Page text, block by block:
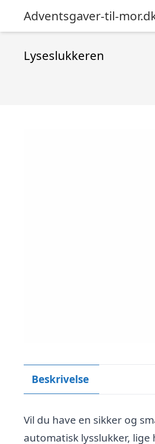
Adventsgaver-til-
Lyseslukkeren
Beskrivelse
Vil du have en sikker og
automatisk lysslukker,